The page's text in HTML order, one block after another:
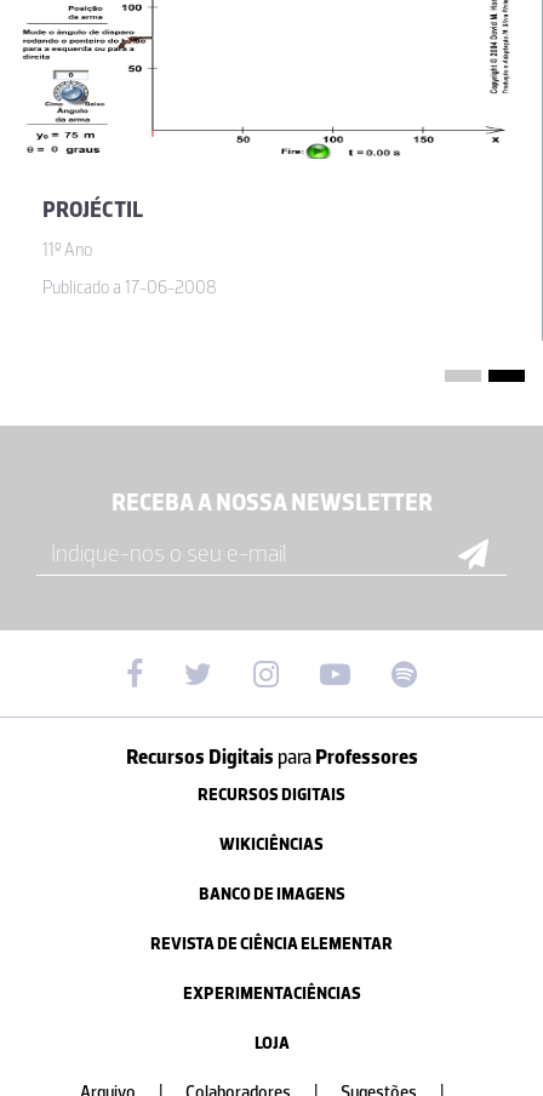
PROJÉCTIL
11º Ano
Publicado a 17-06-2008
RECEBA A NOSSA NEWSLETTER
Recursos Digitais paraProfessores
RECURSOS DIGITAIS
WIKICIÊNCIAS
BANCO DE IMAGENS
REVISTA DE CIÊNCIA ELEMENTAR
EXPERIMENTACIÊNCIAS
LOJA